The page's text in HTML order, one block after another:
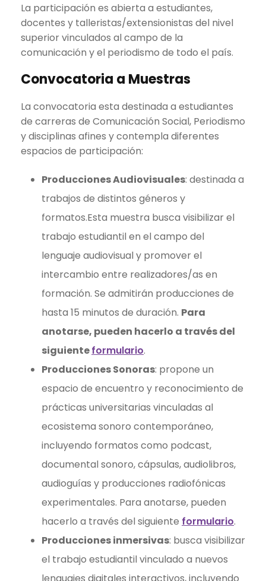
La participación es abierta a estudiantes,
docentes y talleristas/extensionistas del nivel
superior vinculados al campo de la
comunicación y el periodismo de todo el país.
Convocatoria a Muestras
La convocatoria esta destinada a estudiantes
de carreras de Comunicación Social, Periodismo
y disciplinas afines y contempla diferentes
espacios de participación:
Producciones Audiovisuales: destinada a
trabajos de distintos géneros y
formatos.Esta muestra busca visibilizar el
trabajo estudiantil en el campo del
lenguaje audiovisual y promover el
intercambio entre realizadores/as en
formación. Se admitirán producciones de
hasta 15 minutos de duración. Para
anotarse, pueden hacerlo a través del
siguienteformulario.
Producciones Sonoras: propone un
espacio de encuentro y reconocimiento de
prácticas universitarias vinculadas al
ecosistema sonoro contemporáneo,
incluyendo formatos como podcast,
documental sonoro, cápsulas, audiolibros,
audioguías y producciones radiofónicas
experimentales. Para anotarse, pueden
hacerlo a través del siguiente formulario.
Producciones inmersivas: busca visibilizar
el trabajo estudiantil vinculado a nuevos